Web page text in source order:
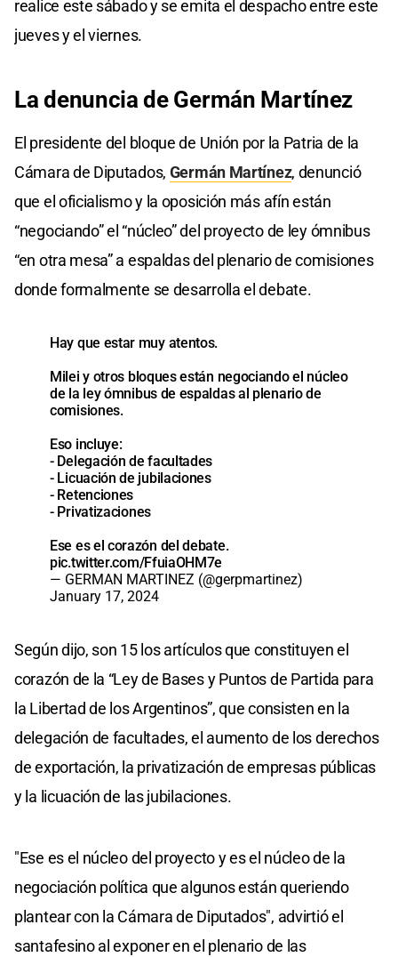
realice este sábado y se emita el despacho entre este
jueves y el viernes.
La denuncia de Germán Martínez
El presidente del bloque de Unión por la Patria de la
Cámara de Diputados, Germán Martínez, denunció
que el oficialismo y la oposición más afín están
“negociando” el “núcleo” del proyecto de ley ómnibus
“en otra mesa” a espaldas del plenario de comisiones
donde formalmente se desarrolla el debate.
Hay que estar muy atentos.
Milei y otros bloques están negociando el núcleo
de la ley ómnibus de espaldas al plenario de
comisiones.
Eso incluye:
- Delegación de facultades
- Licuación de jubilaciones
- Retenciones
- Privatizaciones
Ese es el corazón del debate.
pic.twitter.com/FfuiaOHM7e
— GERMAN MARTINEZ (@gerpmartinez)
January 17, 2024
Según dijo, son 15 los artículos que constituyen el
corazón de la “Ley de Bases y Puntos de Partida para
la Libertad de los Argentinos”, que consisten en la
delegación de facultades, el aumento de los derechos
de exportación, la privatización de empresas públicas
y la licuación de las jubilaciones.
"Ese es el núcleo del proyecto y es el núcleo de la
negociación política que algunos están queriendo
plantear con la Cámara de Diputados", advirtió el
santafesino al exponer en el plenario de las